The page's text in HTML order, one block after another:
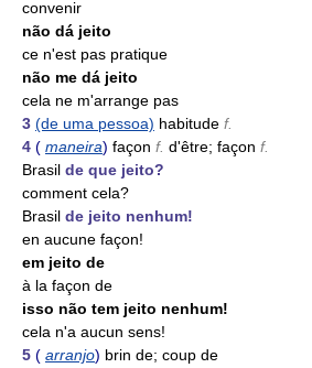
convenir
não dá jeito
ce n'est pas pratique
não me dá jeito
cela ne m'arrange pas
3 (de uma pessoa) habitude f.
4 ( maneira) façon f. d'être; façon f.
Brasil de que jeito?
comment cela?
Brasil de jeito nenhum!
en aucune façon!
em jeito de
à la façon de
isso não tem jeito nenhum!
cela n'a aucun sens!
5 ( arranjo) brin de; coup de